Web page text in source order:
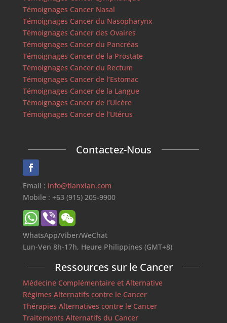
Témoignages Cancer Nasal
Témoignages Cancer du Nasopharynx
Témoignages Cancer des Ovaires
Témoignages Cancer du Pancréas
Témoignages Cancer de la Prostate
Témoignages Cancer du Rectum
Témoignages Cancer de l’Estomac
Témoignages Cancer de la Langue
Témoignages Cancer de l’Ulcère
Témoignages Cancer de l’Utérus
Contactez-Nous
Email : info@tianxian.com
Mobile : +63 (915) 205-9900
WhatsApp/Viber/WeChat
Lun-Ven 8h-17h, Heure Philippines (GMT+8)
Ressources sur le Cancer
Médecine Complémentaire et Alternative
Régimes Alternatifs contre le Cancer
Thérapies Alternatives contre le Cancer
Traitements Alternatifs du Cancer